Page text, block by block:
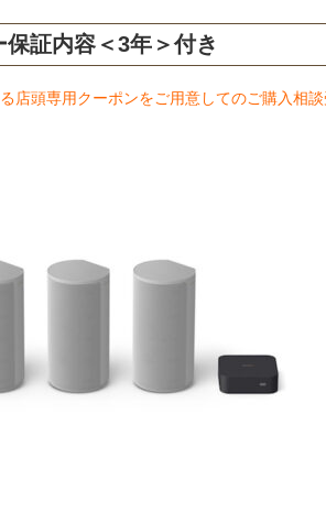
保証内容＜3年＞付き
店頭専用クーポンをご用意してのご購入相談